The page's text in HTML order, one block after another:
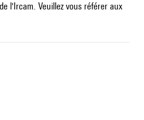
l'Ircam. Veuillez vous référer aux